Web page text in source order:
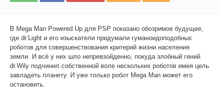
В Mega Man Powered Up для PSP показано обозримое будущее,
где dr.Light и его изыскатели придумали гуманоидоподобных
роботов для совершенствования критерий жизни населения
земли. И всё у них шло непревзойденно, покуда злобный гений
dr.Wily подчинил собственной воле нескольких роботов имея цель
завладеть планету. И уже только робот Mega Man может его
остановить.